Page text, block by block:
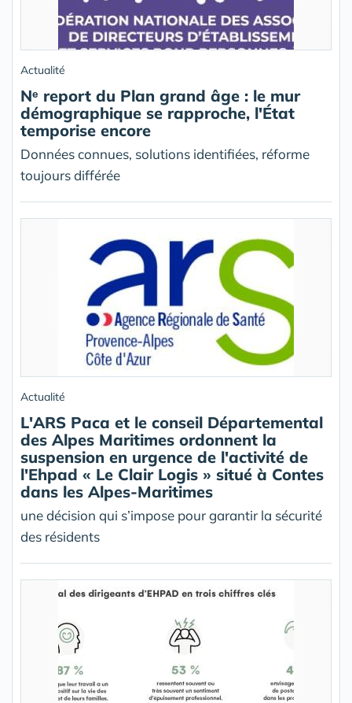
Actualité
Nᵉ report du Plan grand âge : le mur
démographique se rapproche, l'État
temporise encore
Données connues, solutions identifiées, réforme
toujours différée
Actualité
L'ARS Paca et le conseil Départemental
des Alpes Maritimes ordonnent la
suspension en urgence de l'activité de
l'Ehpad « Le Clair Logis » situé à Contes
dans les Alpes-Maritimes
une décision qui s’impose pour garantir la sécurité
des résidents